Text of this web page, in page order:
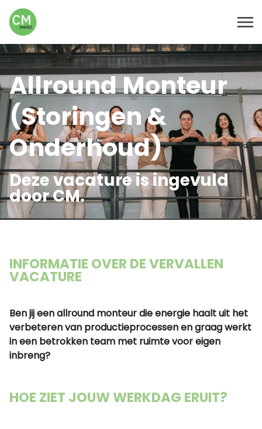
Allround Monteur
(Storingen &
Onderhoud)
Deze vacature is ingevuld
door CM.
INFORMATIE OVER DE VERVALLEN
VACATURE
Ben jij een allround monteur die energie haalt uit het
verbeteren van productieprocessen en graag werkt
in een betrokken team met ruimte voor eigen
inbreng?
HOE ZIET JOUW WERKDAG ERUIT?